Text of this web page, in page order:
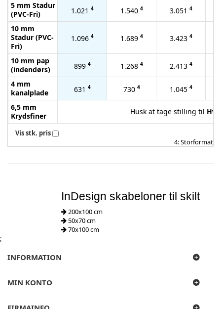
5 mm Stadur
(PVC-Fri)
1.021 4 1.540 4 3.051 4
10 mm
Stadur (PVC-
Fri)
1.096 4 1.689 4 3.423 4
10 mm pap
(indendørs)
899 4 1.268 4 2.413 4
4 mm
kanalplade
631 4 730 4 1.045 4
6,5 mm
Krydsfiner
Husk at tage stilling til
Vis stk. pris
4: Storformat
InDesign skabeloner til skilt
200x100 cm
50x70 cm
70x100 cm
;
INFORMATION
MIN KONTO